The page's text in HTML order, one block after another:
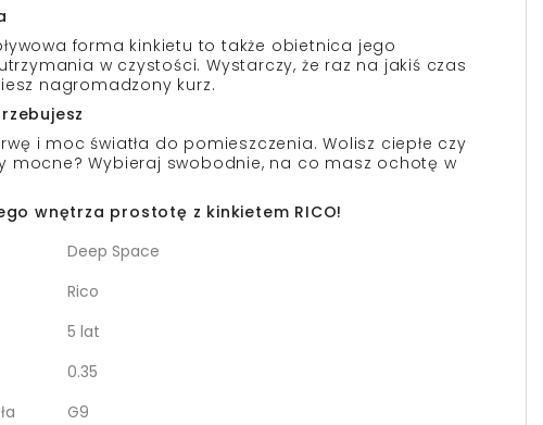
forma kinkietu to także obietnica jego
w czystości. Wystarczy, że raz na jakiś czas
nagromadzony kurz.
i moc światła do pomieszczenia. Wolisz ciepłe czy
mocne? Wybieraj swobodnie, na co masz ochotę w
wnętrza prostotę z kinkietem RICO!
Deep Space
Rico
5 lat
0.35
G9